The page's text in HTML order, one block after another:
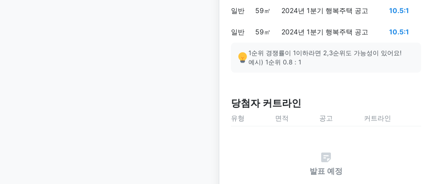
일반 59㎡ 2024년 1분기 행복주택 공고 10.5:1
일반 59㎡ 2024년 1분기 행복주택 공고 10.5:1
1순위 경쟁률이 1이하라면 2,3순위도 가능성이 있어요!
예시) 1순위 0.8 : 1
당첨자 커트라인
유형 면적 공고 커트라인
발표 예정